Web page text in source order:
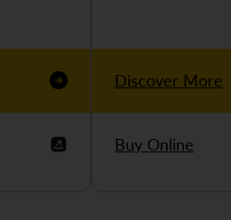
Discover More
Buy Online